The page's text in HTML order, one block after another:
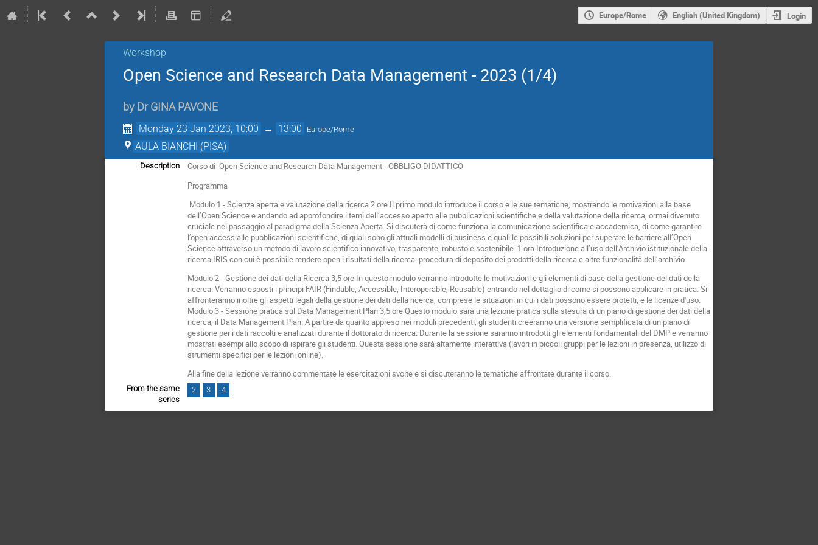
Europe/Rome English (United Kingdom) Login
Workshop
Open Science and Research Data Management - 2023 (1/4)
by Dr GINA PAVONE
Monday 23 Jan 2023, 10:00 → 13:00 Europe/Rome
AULA BIANCHI (PISA)
Description
Corso di Open Science and Research Data Management - OBBLIGO DIDATTICO
Programma
Modulo 1 - Scienza aperta e valutazione della ricerca 2 ore Il primo modulo introduce il corso e le sue tematiche, mostrando le motivazioni alla base
dell’Open Science e andando ad approfondire i temi dell’accesso aperto alle pubblicazioni scientifiche e della valutazione della ricerca, ormai divenuto
cruciale nel passaggio al paradigma della Scienza Aperta. Si discuterà di come funziona la comunicazione scientifica e accademica, di come garantire
l’open access alle pubblicazioni scientifiche, di quali sono gli attuali modelli di business e quali le possibili soluzioni per superare le barriere all’Open
Science attraverso un metodo di lavoro scientifico innovativo, trasparente, robusto e sostenibile. 1 ora Introduzione all’uso dell’Archivio istituzionale della
ricerca IRIS con cui è possibile rendere open i risultati della ricerca: procedura di deposito dei prodotti della ricerca e altre funzionalità dell’archivio.
Modulo 2 - Gestione dei dati della Ricerca 3,5 ore In questo modulo verranno introdotte le motivazioni e gli elementi di base della gestione dei dati della
ricerca. Verranno esposti i principi FAIR (Findable, Accessible, Interoperable, Reusable) entrando nel dettaglio di come si possono applicare in pratica. Si
affronteranno inoltre gli aspetti legali della gestione dei dati della ricerca, comprese le situazioni in cui i dati possono essere protetti, e le licenze d'uso.
Modulo 3 - Sessione pratica sul Data Management Plan 3,5 ore Questo modulo sarà una lezione pratica sulla stesura di un piano di gestione dei dati della
ricerca, il Data Management Plan. A partire da quanto appreso nei moduli precedenti, gli studenti creeranno una versione semplificata di un piano di
gestione per i dati raccolti e analizzati durante il dottorato di ricerca. Durante la sessione saranno introdotti gli elementi fondamentali del DMP e verranno
mostrati esempi allo scopo di ispirare gli studenti. Questa sessione sarà altamente interattiva (lavori in piccoli gruppi per le lezioni in presenza, utilizzo di
strumenti specifici per le lezioni online).
Alla fine della lezione verranno commentate le esercitazioni svolte e si discuteranno le tematiche affrontate durante il corso.
From the same
series
2 3 4